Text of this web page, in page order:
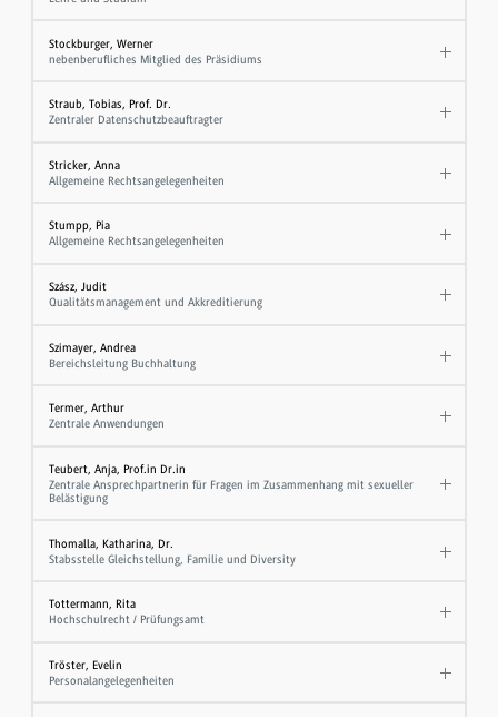
Stockburger, Werner
nebenberufliches Mitglied des Präsidiums
Straub, Tobias, Prof. Dr.
Zentraler Datenschutzbeauftragter
Stricker, Anna
Allgemeine Rechtsangelegenheiten
Stumpp, Pia
Allgemeine Rechtsangelegenheiten
Szász, Judit
Qualitätsmanagement und Akkreditierung
Szimayer, Andrea
Bereichsleitung Buchhaltung
Termer, Arthur
Zentrale Anwendungen
Teubert, Anja, Prof.in Dr.in
Zentrale Ansprechpartnerin für Fragen im Zusammenhang mit sexueller
Belästigung
Thomalla, Katharina, Dr.
Stabsstelle Gleichstellung, Familie und Diversity
Tottermann, Rita
Hochschulrecht / Prüfungsamt
Tröster, Evelin
Personalangelegenheiten